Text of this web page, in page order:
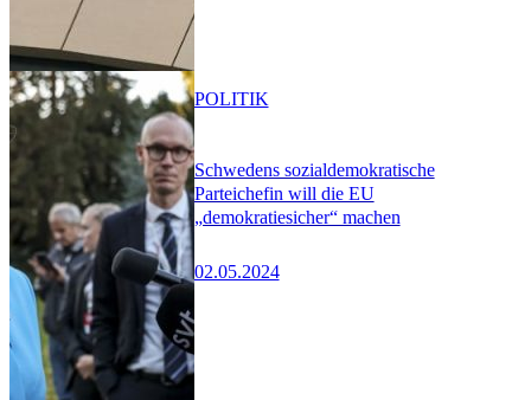
Schwedens sozialdemokratische
Parteichefin will die EU
„demokratiesicher“ machen
02.05.2024
POLITIK